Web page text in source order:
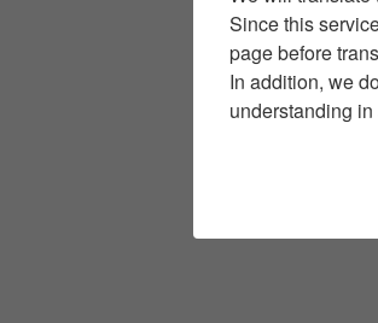
Since this
page before
In addition, we
understanding